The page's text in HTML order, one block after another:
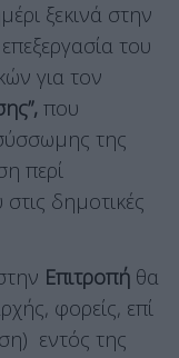
ξεκινά στην
του
για τον
που
της
περί
δημοτικές
Επιτροπή θα
φορείς, επί
εντός της